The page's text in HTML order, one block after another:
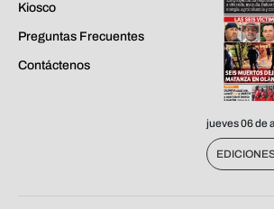
Kiosco
Preguntas Frecuentes
Contáctenos
jueves 06 de